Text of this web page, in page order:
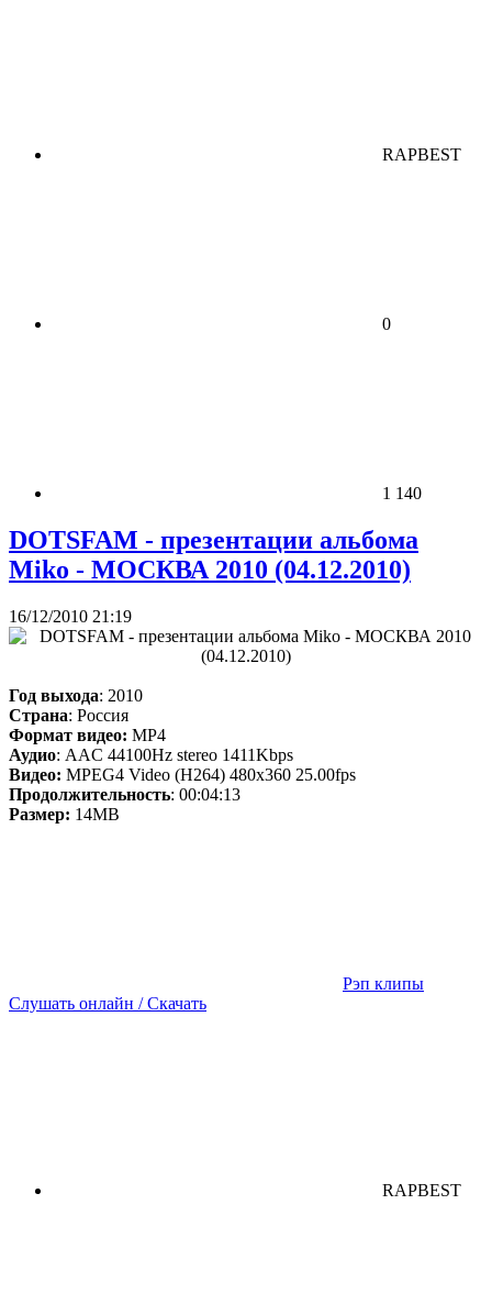
RAPBEST
0
1 140
DOTSFAM - презентации альбома
Miko - МОСКВА 2010 (04.12.2010)
16/12/2010 21:19
Год выхода: 2010
Страна: Россия
Формат видео: MP4
Аудио: AAC 44100Hz stereo 1411Kbps
Видео: MPEG4 Video (H264) 480x360 25.00fps
Продолжительность: 00:04:13
Размер: 14MB
Рэп клипы
Слушать онлайн / Скачать
RAPBEST